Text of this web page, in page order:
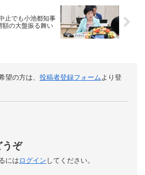
止でも小池都知事
額の大盤振る舞い
望の方は、 投稿者登録フォームより登
うぞ
にはログイン してください。